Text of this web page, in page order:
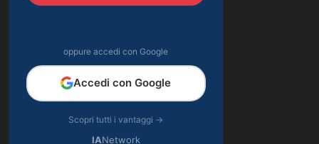
oppure accedi con Google
Accedi con Google
Scopri tutti i vantaggi →
IANetwork